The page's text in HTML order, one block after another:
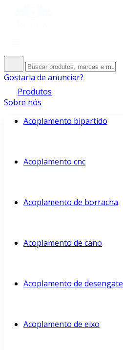
Gostaria de anunciar?
Produtos
Sobre nós
Acoplamento bipartido
Acoplamento cnc
Acoplamento de borracha
Acoplamento de cano
Acoplamento de desengate
Acoplamento de eixo